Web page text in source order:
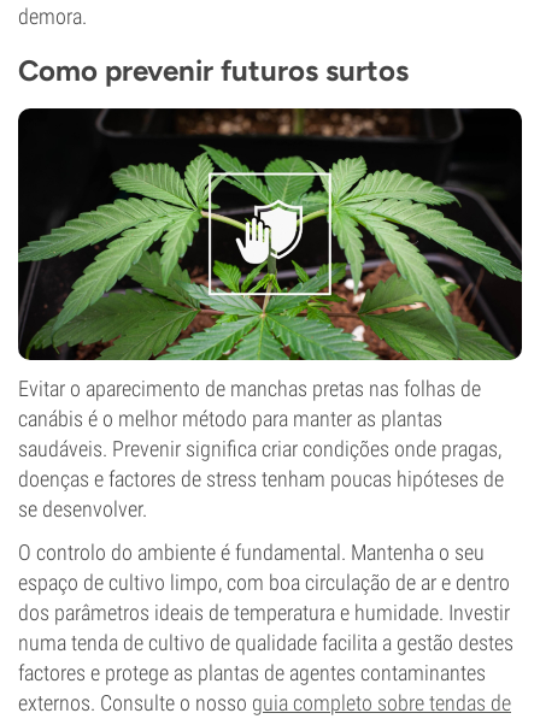
demora.
Como prevenir futuros surtos
Evitar o aparecimento de manchas pretas nas folhas de
canábis é o melhor método para manter as plantas
saudáveis. Prevenir significa criar condições onde pragas,
doenças e factores de stress tenham poucas hipóteses de
se desenvolver.
O controlo do ambiente é fundamental. Mantenha o seu
espaço de cultivo limpo, com boa circulação de ar e dentro
dos parâmetros ideais de temperatura e humidade. Investir
numa tenda de cultivo de qualidade facilita a gestão destes
factores e protege as plantas de agentes contaminantes
externos. Consulte o nosso guia completo sobre tendas de